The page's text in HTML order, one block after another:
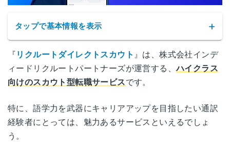
タップで基本情報を表示
サービス名 リクルートダイレクトスカウト
『 リクルートダイレクトスカウト 』は、株式会社インデ
ィードリクルートパートナーズが運営する、ハイクラス
向けのスカウト型転職サービスです。
特に、語学力を武器にキャリアアップを目指したい通訳
経験者にとっては、魅力あるサービスといえるでしょ
う。